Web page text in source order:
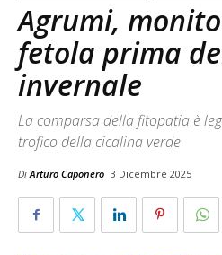
Agrumi,
fetola prima
invernale
La comparsa della fitopatia è
trofico della cicalina verde
DiArturo Caponero 3 Dicembre 2025